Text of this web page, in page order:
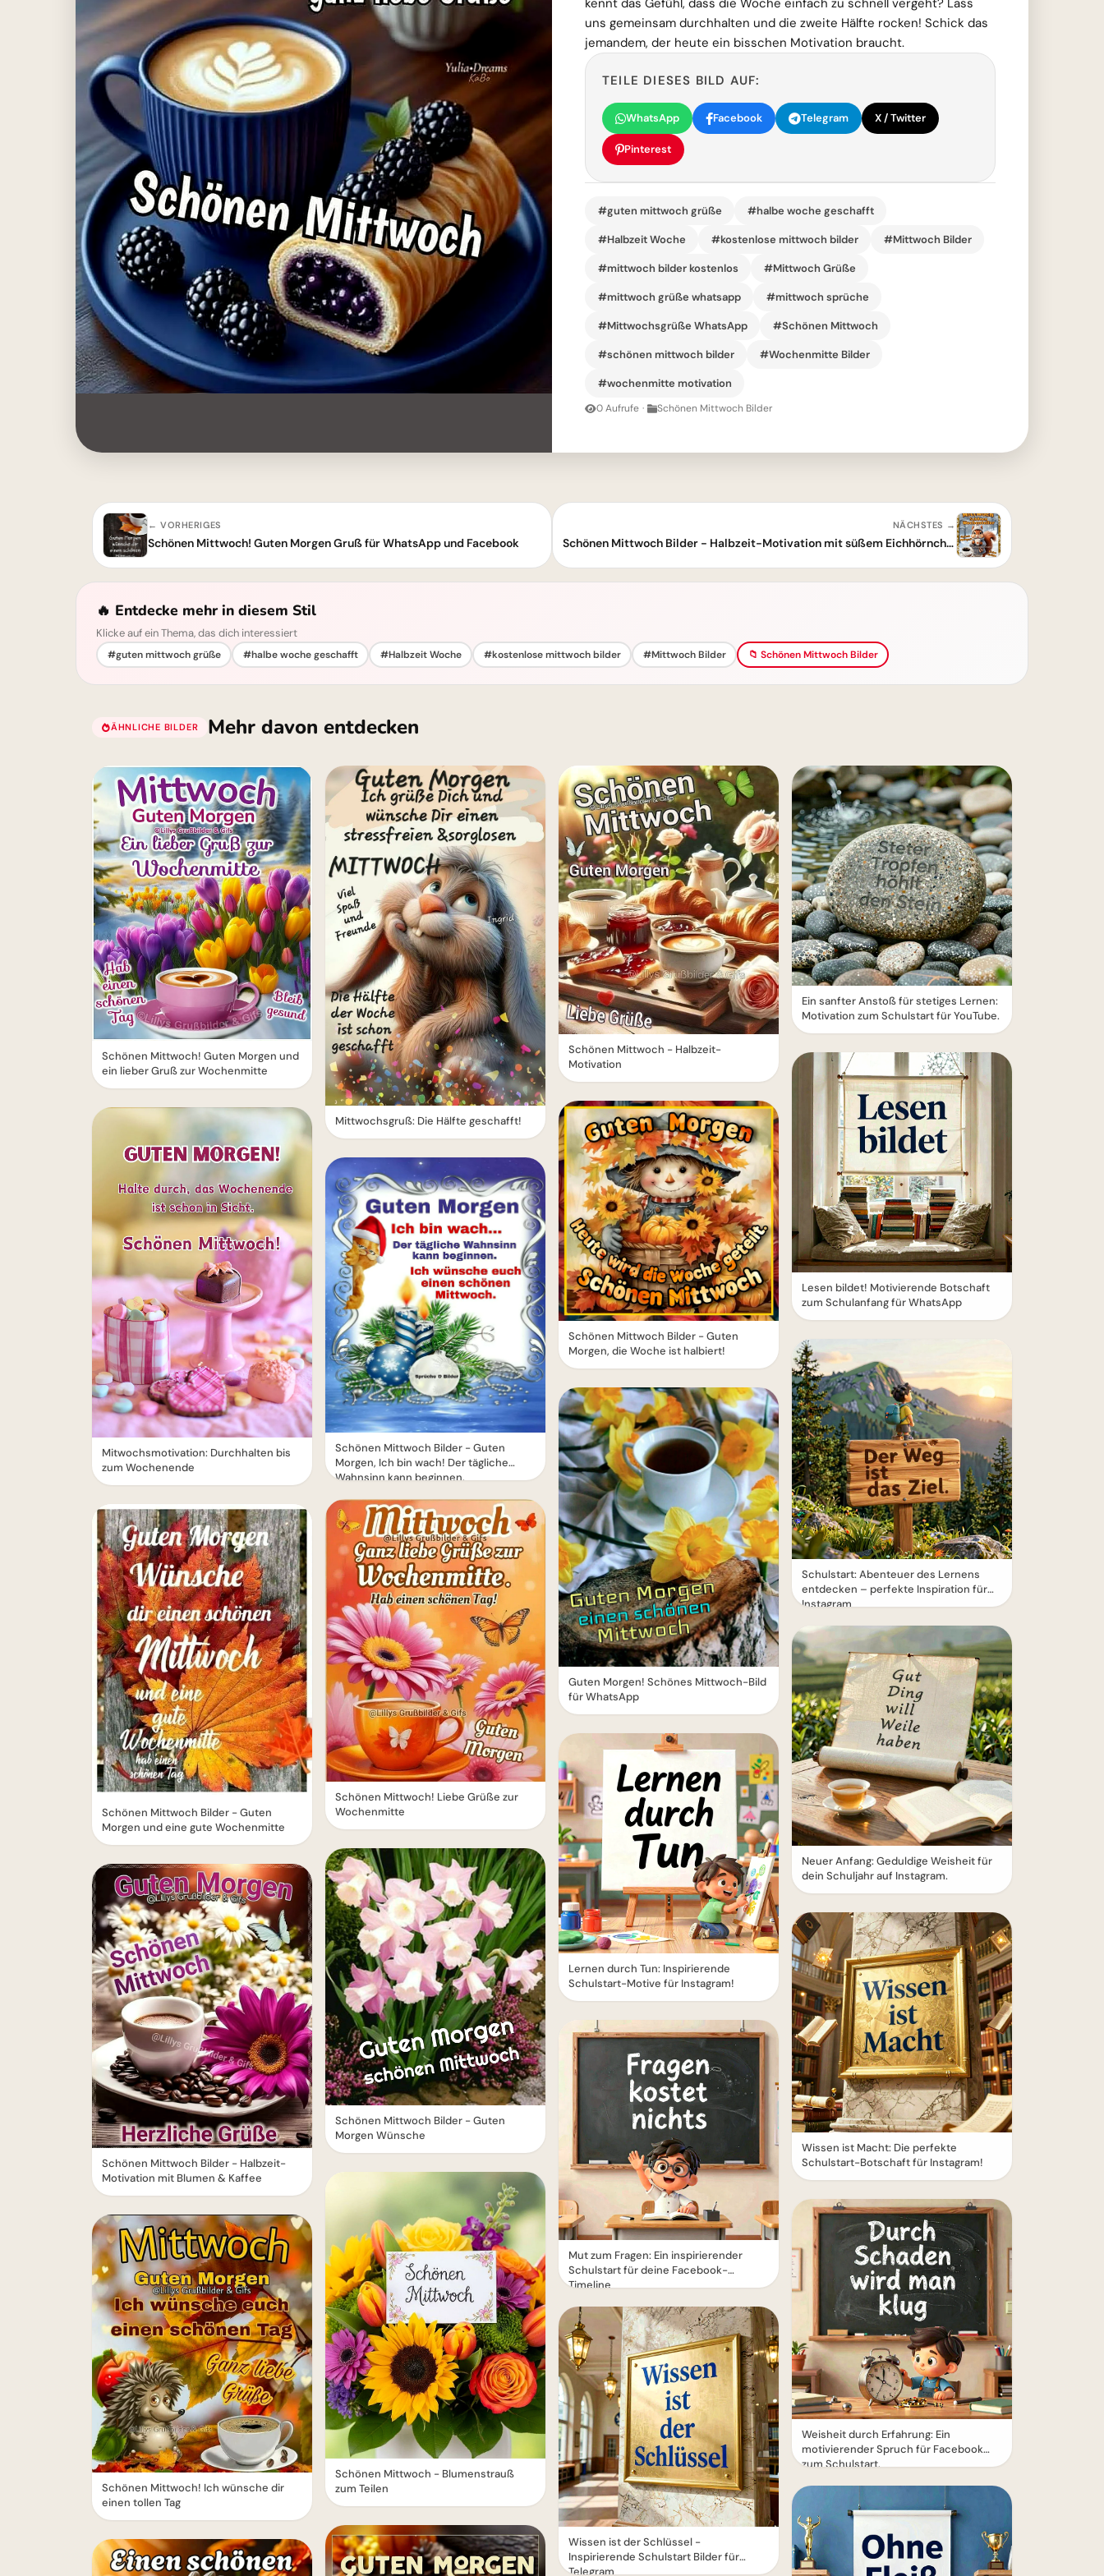
kennt das Gefühl, dass die Woche einfach zu schnell vergeht? Lass
uns gemeinsam durchhalten und die zweite Hälfte rocken! Schick das
jemandem, der heute ein bisschen Motivation braucht.
TEILE DIESES BILD AUF:
WhatsApp Facebook Telegram X / Twitter
Pinterest
#guten mittwoch grüße #halbe woche geschafft
#Halbzeit Woche #kostenlose mittwoch bilder #Mittwoch Bilder
#mittwoch bilder kostenlos #Mittwoch Grüße
#mittwoch grüße whatsapp #mittwoch sprüche
#Mittwochsgrüße WhatsApp #Schönen Mittwoch
#schönen mittwoch bilder #Wochenmitte Bilder
#wochenmitte motivation
0 Aufrufe · Schönen Mittwoch Bilder
← VORHERIGES
Schönen Mittwoch! Guten Morgen Gruß für WhatsApp und Facebook
NÄCHSTES →
Schönen Mittwoch Bilder - Halbzeit-Motivation mit süßem Eichhörnchen
🔥 Entdecke mehr in diesem Stil
Klicke auf ein Thema, das dich interessiert
#guten mittwoch grüße #halbe woche geschafft #Halbzeit Woche #kostenlose mittwoch bilder #Mittwoch Bilder 📁 Schönen Mittwoch Bilder
ÄHNLICHE BILDER Mehr davon entdecken
Schönen Mittwoch! Guten Morgen und
ein lieber Gruß zur Wochenmitte
Mitwochsmotivation: Durchhalten bis
zum Wochenende
Schönen Mittwoch Bilder - Guten
Morgen und eine gute Wochenmitte
Schönen Mittwoch Bilder - Halbzeit-
Motivation mit Blumen & Kaffee
Schönen Mittwoch! Ich wünsche dir
einen tollen Tag
Mittwochsgruß: Die Hälfte geschafft!
Schönen Mittwoch Bilder - Guten
Morgen, Ich bin wach! Der tägliche
Wahnsinn kann beginnen.
Schönen Mittwoch! Liebe Grüße zur
Wochenmitte
Schönen Mittwoch Bilder - Guten
Morgen Wünsche
Schönen Mittwoch - Blumenstrauß
zum Teilen
Schönen Mittwoch - Halbzeit-
Motivation
Schönen Mittwoch Bilder - Guten
Morgen, die Woche ist halbiert!
Guten Morgen! Schönes Mittwoch-Bild
für WhatsApp
Lernen durch Tun: Inspirierende
Schulstart-Motive für Instagram!
Mut zum Fragen: Ein inspirierender
Schulstart für deine Facebook-
Timeline
Wissen ist der Schlüssel -
Inspirierende Schulstart Bilder für
Telegram
Ein sanfter Anstoß für stetiges Lernen:
Motivation zum Schulstart für YouTube.
Lesen bildet! Motivierende Botschaft
zum Schulanfang für WhatsApp
Schulstart: Abenteuer des Lernens
entdecken – perfekte Inspiration für
Instagram
Neuer Anfang: Geduldige Weisheit für
dein Schuljahr auf Instagram.
Wissen ist Macht: Die perfekte
Schulstart-Botschaft für Instagram!
Weisheit durch Erfahrung: Ein
motivierender Spruch für Facebook
zum Schulstart.